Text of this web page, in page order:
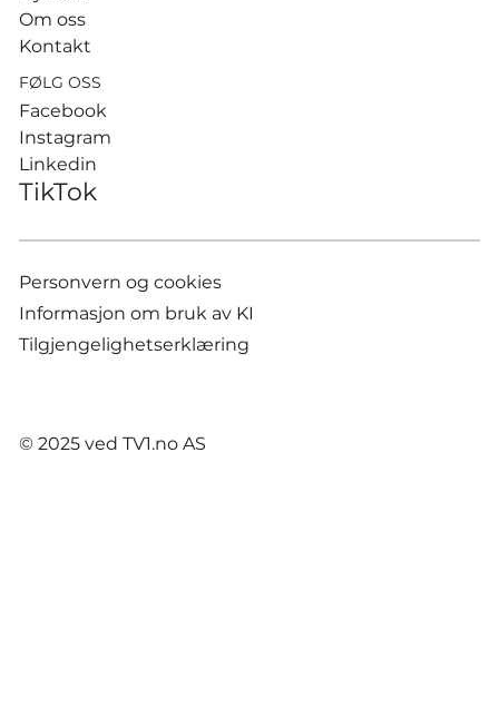
Om oss
Kontakt
FØLG OSS
Facebook
Instagram
Linkedin
TikTok
Personvern og cookies
Informasjon om bruk av KI
Tilgjengelighetserklæring
© 2025 ved TV1.no AS